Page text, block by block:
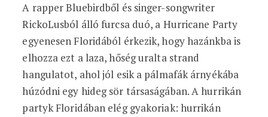
A rapper Bluebirdből és singer-songwriter
RickoLusból álló furcsa duó, a Hurricane Party
egyenesen Floridából érkezik, hogy hazánkba is
elhozza ezt a laza, hőség uralta strand
hangulatot, ahol jól esik a pálmafák árnyékába
húzódni egy hideg sör társaságában. A hurrikán
partyk Floridában elég gyakoriak: hurrikán